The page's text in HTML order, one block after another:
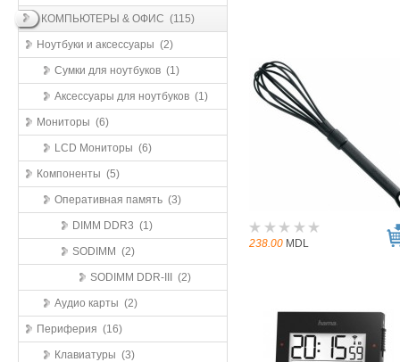
КОМПЬЮТЕРЫ & ОФИС (115)
Ноутбуки и аксессуары (2)
Сумки для ноутбуков (1)
Аксессуары для ноутбуков (1)
Мониторы (6)
LCD Мониторы (6)
Компоненты (5)
Оперативная память (3)
DIMM DDR3 (1)
SODIMM (2)
SODIMM DDR-III (2)
Аудио карты (2)
Периферия (16)
Клавиатуры (3)
238.00 MDL